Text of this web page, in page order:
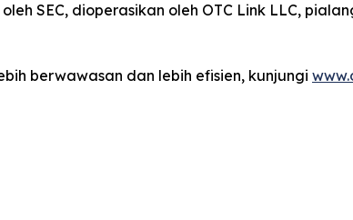
SEC, dioperasikan oleh OTC Link LLC,
berwawasan dan lebih efisien, kunjungi